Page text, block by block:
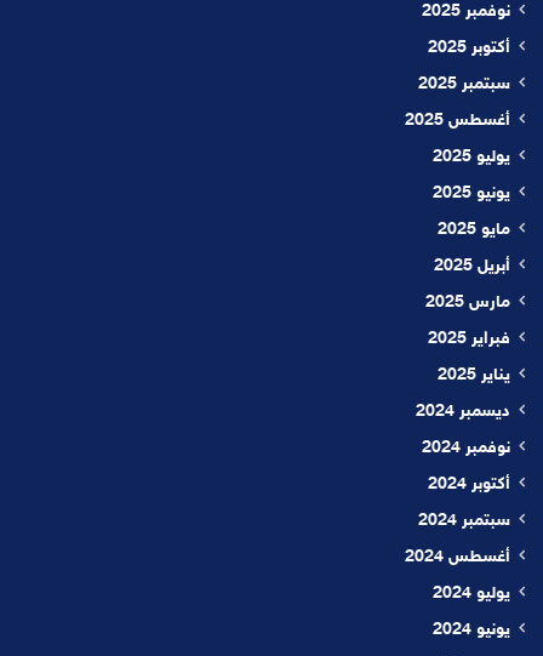
نوفمبر 2025
أكتوبر 2025
سبتمبر 2025
أغسطس 2025
يوليو 2025
يونيو 2025
مايو 2025
أبريل 2025
مارس 2025
فبراير 2025
يناير 2025
ديسمبر 2024
نوفمبر 2024
أكتوبر 2024
سبتمبر 2024
أغسطس 2024
يوليو 2024
يونيو 2024